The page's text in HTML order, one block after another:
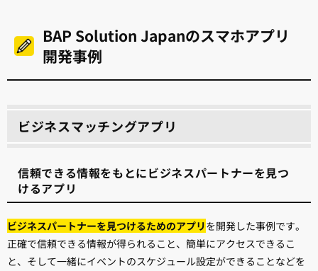
BAP Solution Japanのスマホアプリ
開発事例
ビジネスマッチングアプリ
信頼できる情報をもとにビジネスパートナーを見つ
けるアプリ
ビジネスパートナーを見つけるためのアプリを開発した事例です。
正確で信頼できる情報が得られること、簡単にアクセスできるこ
と、そして一緒にイベントのスケジュール設定ができることなどを